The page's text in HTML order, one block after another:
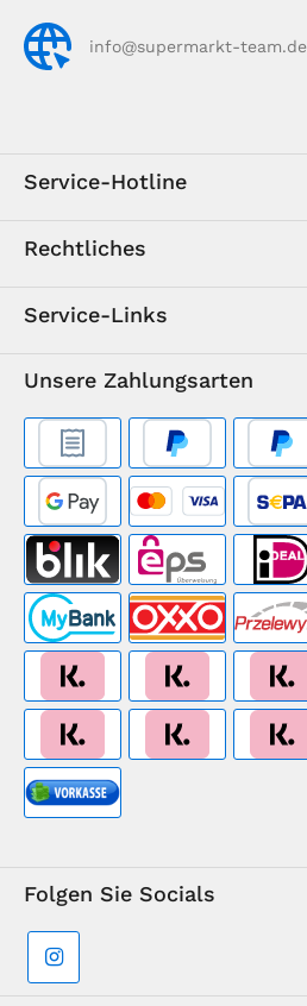
info@supermarkt-team.de
Service-Hotline
Rechtliches
Service-Links
Unsere Zahlungsarten
Folgen Sie Socials